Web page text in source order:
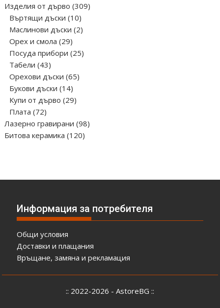
Изделия от дърво 309309
Въртящи дъски 1010
продукта
Маслинови дъски 22
Орех и смола 2929
продукта
Посуда прибори 2525
Табели 4343
продукта
Орехови дъски 6565
Букови дъски 1414
продукта
Купи от дърво 2929
Плата 7272
продукта
Лазерно гравирани 9898
Битова керамика 120120
Информация за потребителя
Общи условия
Доставки и плащания
Връщане, замяна и рекламация
:: 2022-2026 - AstoreBG ::